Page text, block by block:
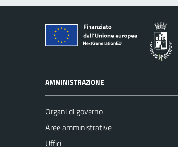
AMMINISTRAZIONE
Organi di governo
Aree amministrative
Uffici